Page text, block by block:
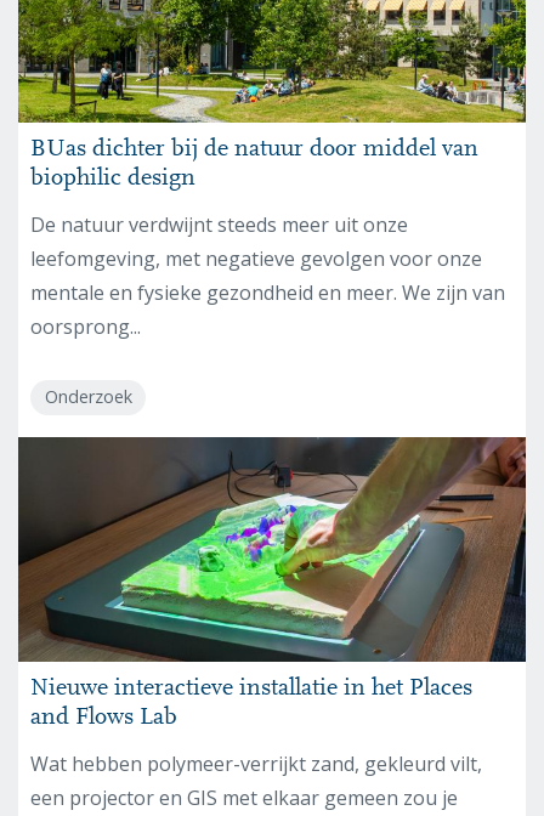
BUas dichter bij de natuur door middel van
biophilic design
De natuur verdwijnt steeds meer uit onze
leefomgeving, met negatieve gevolgen voor onze
mentale en fysieke gezondheid en meer. We zijn van
oorsprong...
Onderzoek
Nieuwe interactieve installatie in het Places
and Flows Lab
Wat hebben polymeer-verrijkt zand, gekleurd vilt,
een projector en GIS met elkaar gemeen zou je